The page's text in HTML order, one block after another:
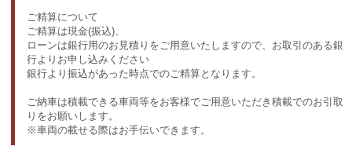
ご精算について
ご精算は現金(振込)、
ローンは銀行用のお見積りをご用意いたしますので、お取引のある銀
行よりお申し込みください
銀行より振込があった時点でのご精算となります。
ご納車は積載できる車両等をお客様でご用意いただき積載でのお引取
りをお願いします。
※車両の載せる際はお手伝いできます。